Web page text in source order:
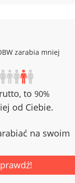
zarabia mniej
to 90%
od Ciebie.
na swoim